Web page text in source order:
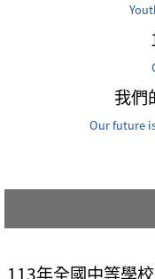
我們
Our future
113年全國中等學